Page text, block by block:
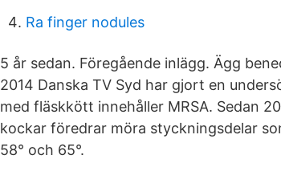
Ra finger nodules
5 år sedan. Föregående inlägg. Ägg
2014 Danska TV Syd har gjort en
med fläskkött innehåller MRSA. Sedan
kockar föredrar möra styckningsdelar
58° och 65°.